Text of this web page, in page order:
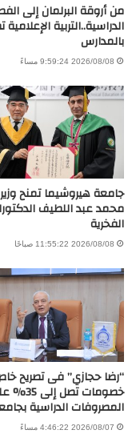
من أروقة البرلمان إلى
الدراسية..التربية
بالمدارس
2026/08/08 9:59:24 مساءً
جامعة هيروشيما تمنح
محمد عبد اللطيف
الفخرية
2026/08/08 11:55:22 صباحًا
“رضا حجازي” فى تصريح
خصومات تصل
المصروفات الدراسية
2026/08/07 4:46:22 مساءً